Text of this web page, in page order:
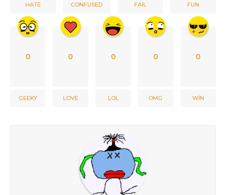
HATE CONFUSED FAIL FUN
0
GEEKY
0
LOVE
0
LOL
0
OMG
0
WIN